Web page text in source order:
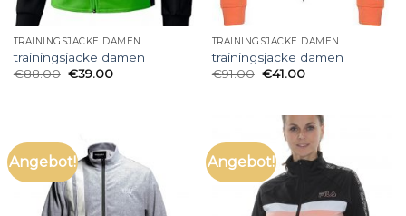
TRAININGSJACKE DAMEN
trainingsjacke damen
€88.00 €39.00
TRAININGSJACKE DAMEN
trainingsjacke damen
€91.00 €41.00
Angebot! Angebot!